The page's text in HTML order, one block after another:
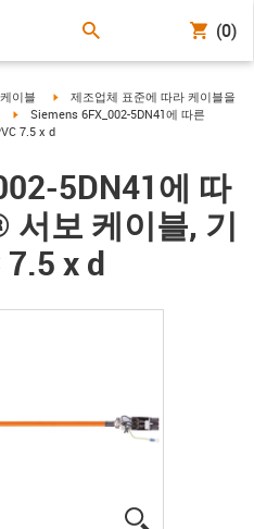
(0)
right
이블 igus-icon-arrow-right
제조업체 표준에 따라 케이블을
igus-icon-arrow-right
Siemens 6FX_002-5DN41에 따른
7.5 x d
5DN41에 따
보 케이블, 기
7.5 x d